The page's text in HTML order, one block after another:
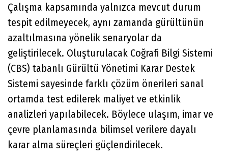
Çalışma kapsamında yalnızca mevcut durum
tespit edilmeyecek, aynı zamanda gürültünün
azaltılmasına yönelik senaryolar da
geliştirilecek. Oluşturulacak Coğrafi Bilgi Sistemi
(CBS) tabanlı Gürültü Yönetimi Karar Destek
Sistemi sayesinde farklı çözüm önerileri sanal
ortamda test edilerek maliyet ve etkinlik
analizleri yapılabilecek. Böylece ulaşım, imar ve
çevre planlamasında bilimsel verilere dayalı
karar alma süreçleri güçlendirilecek.